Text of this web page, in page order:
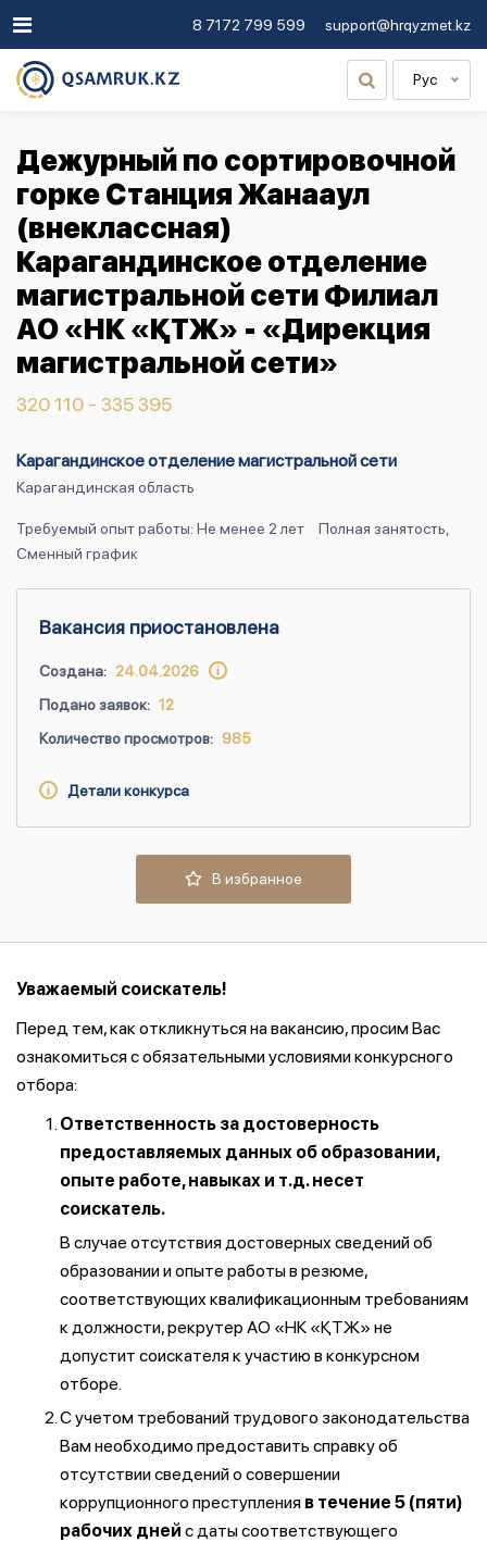
8 7172 799 599 support@hrqyzmet.kz
Рус
Дежурный по сортировочной
горке Станция Жанааул
(внеклассная)
Карагандинское отделение
магистральной сети Филиал
АО «НК «ҚТЖ» - «Дирекция
магистральной сети»
320 110 - 335 395
Карагандинское отделение магистральной сети
Карагандинская область
Требуемый опыт работы: Не менее 2 лет
Полная занятость,
Сменный график
Вакансия приостановлена
Создана: 24.04.2026
Подано заявок: 12
Количество просмотров: 985
Детали конкурса
В избранное
Уважаемый соискатель!
Перед тем, как откликнуться на вакансию, просим Вас
ознакомиться с обязательными условиями конкурсного
отбора:
Ответственность за достоверность
предоставляемых данных об образовании,
опыте работе, навыках и т.д. несет
соискатель.
В случае отсутствия достоверных сведений об
образовании и опыте работы в резюме,
соответствующих квалификационным требованиям
к должности, рекрутер АО «НК «ҚТЖ» не
допустит соискателя к участию в конкурсном
отборе.
С учетом требований трудового законодательства
Вам необходимо предоставить справку об
отсутствии сведений о совершении
коррупционного преступления в течение 5 (пяти)
рабочих дней с даты соответствующего